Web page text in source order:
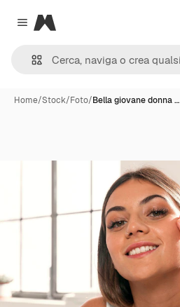
Close menu
Magnific
Home/Stock/Foto/Bella giovane donna …